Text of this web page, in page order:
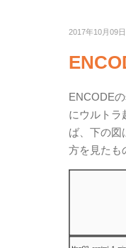
2017年10月09日
ENCODE
にウルトラ
ば、下の図
方を見たも